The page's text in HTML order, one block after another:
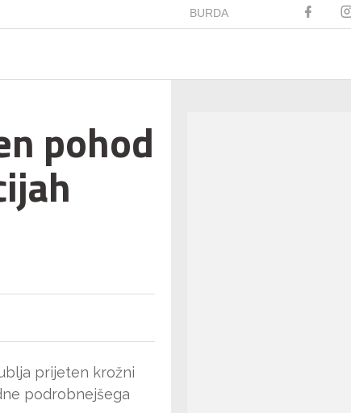
BURDA
pohod
prijeten krožni
podrobnejšega